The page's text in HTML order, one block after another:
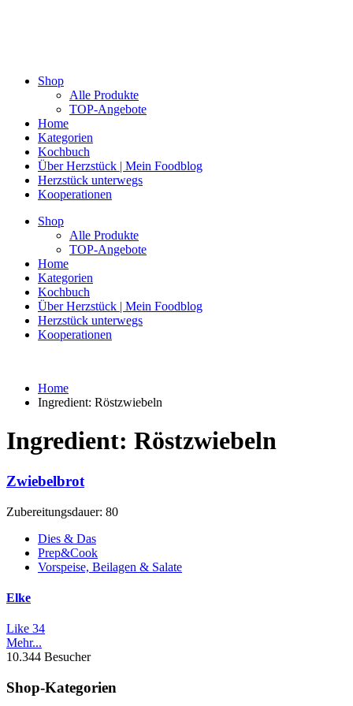
Shop
Alle Produkte
TOP-Angebote
Home
Kategorien
Kochbuch
Über Herzstück | Mein Foodblog
Herzstück unterwegs
Kooperationen
Shop
Alle Produkte
TOP-Angebote
Home
Kategorien
Kochbuch
Über Herzstück | Mein Foodblog
Herzstück unterwegs
Kooperationen
Home
Ingredient: Röstzwiebeln
Ingredient: Röstzwiebeln
Zwiebelbrot
Zubereitungsdauer: 80
Dies & Das
Prep&Cook
Vorspeise, Beilagen & Salate
Elke
Like 34
Mehr...
10.344 Besucher
Shop-Kategorien